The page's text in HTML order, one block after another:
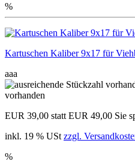
%
Kartuschen Kaliber 9x17 für
aaa
vorhanden
EUR 39,00 statt EUR 49,00 Sie
inkl. 19 % USt zzgl.
%